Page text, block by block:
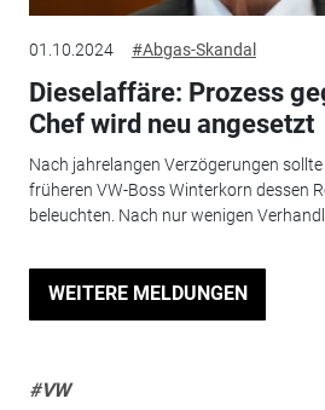
01.10.2024 #Abgas-Skandal
Dieselaffäre: Prozess
Chef wird neu angesetzt
Nach jahrelangen Verzögerungen
früheren VW-Boss Winterkorn dessen
beleuchten. Nach nur wenigen
WEITERE MELDUNGEN
#VW